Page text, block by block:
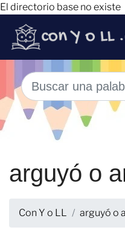
El directorio base no existe
arguyó o
Con Y o LL arguyó o